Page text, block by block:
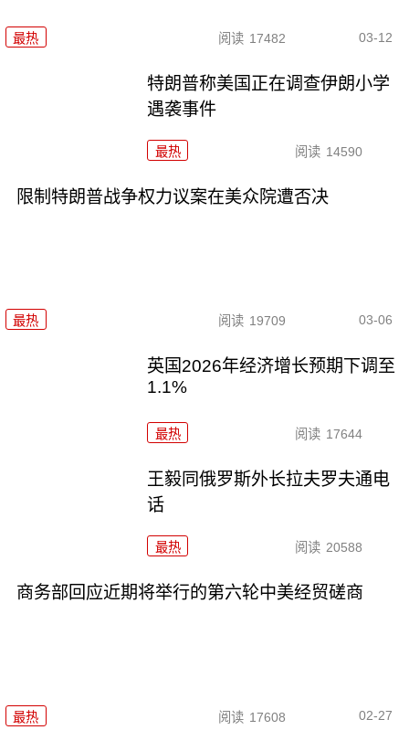
最热 阅读 17482 03-12
特朗普称美国正在调查伊朗小学
遇袭事件
最热 阅读 14590
限制特朗普战争权力议案在美众院遭否决
最热 阅读 19709 03-06
英国2026年经济增长预期下调至
1.1%
最热 阅读 17644
王毅同俄罗斯外长拉夫罗夫通电
话
最热 阅读 20588
商务部回应近期将举行的第六轮中美经贸磋商
最热 阅读 17608 02-27